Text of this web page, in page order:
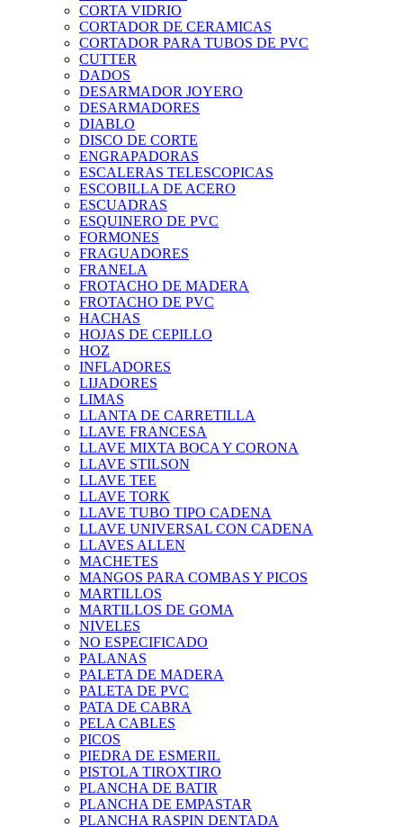
CORTA VIDRIO
CORTADOR DE CERAMICAS
CORTADOR PARA TUBOS DE PVC
CUTTER
DADOS
DESARMADOR JOYERO
DESARMADORES
DIABLO
DISCO DE CORTE
ENGRAPADORAS
ESCALERAS TELESCOPICAS
ESCOBILLA DE ACERO
ESCUADRAS
ESQUINERO DE PVC
FORMONES
FRAGUADORES
FRANELA
FROTACHO DE MADERA
FROTACHO DE PVC
HACHAS
HOJAS DE CEPILLO
HOZ
INFLADORES
LIJADORES
LIMAS
LLANTA DE CARRETILLA
LLAVE FRANCESA
LLAVE MIXTA BOCA Y CORONA
LLAVE STILSON
LLAVE TEE
LLAVE TORK
LLAVE TUBO TIPO CADENA
LLAVE UNIVERSAL CON CADENA
LLAVES ALLEN
MACHETES
MANGOS PARA COMBAS Y PICOS
MARTILLOS
MARTILLOS DE GOMA
NIVELES
NO ESPECIFICADO
PALANAS
PALETA DE MADERA
PALETA DE PVC
PATA DE CABRA
PELA CABLES
PICOS
PIEDRA DE ESMERIL
PISTOLA TIROXTIRO
PLANCHA DE BATIR
PLANCHA DE EMPASTAR
PLANCHA RASPIN DENTADA